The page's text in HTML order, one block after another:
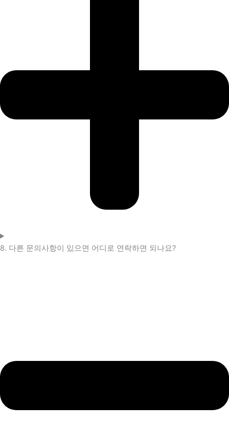
8. 다른 문의사항이 있으면 어디로 연락하면 되나요?